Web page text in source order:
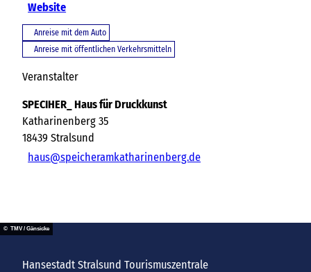
Website
Anreise mit dem Auto
Anreise mit öffentlichen Verkehrsmitteln
Veranstalter
SPECIHER_ Haus für Druckkunst
Katharinenberg 35
18439 Stralsund
haus@speicheramkatharinenberg.de
© TMV / Gänsicke
Hansestadt Stralsund Tourismuszentrale